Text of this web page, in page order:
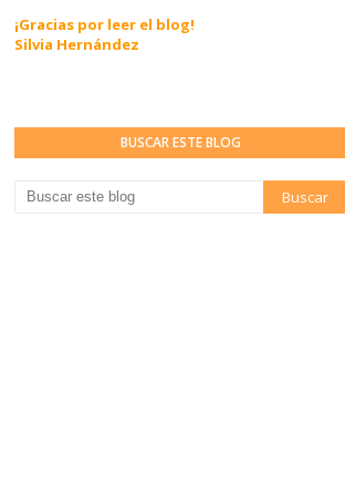
¡Gracias por leer el blog!
Silvia Hernández
BUSCAR ESTE BLOG